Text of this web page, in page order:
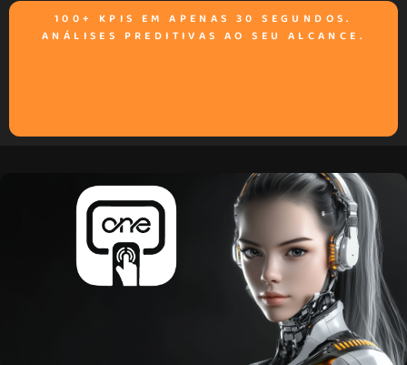
100+ KPIS EM APENAS 30 SEGUNDOS.
ANÁLISES PREDITIVAS AO SEU ALCANCE.